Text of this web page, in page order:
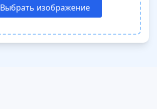
Выбрать изображение